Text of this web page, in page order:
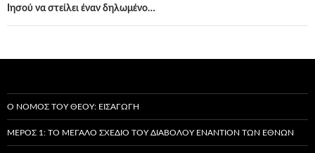
Ιησού να στείλει έναν δηλωμένο…
Ο ΝΌΜΟΣ ΤΟΥ ΘΕΟΎ: ΕΙΣΑΓΩΓΉ
ΜΈΡΟΣ 1: ΤΟ ΜΕΓΆΛΟ ΣΧΈΔΙΟ ΤΟΥ ΔΙΑΒΌΛΟΥ ΕΝΑΝΤΊΟΝ ΤΩΝ ΕΘΝΏΝ